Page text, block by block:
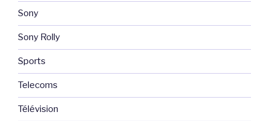
Sony
Sony Rolly
Sports
Telecoms
Télévision